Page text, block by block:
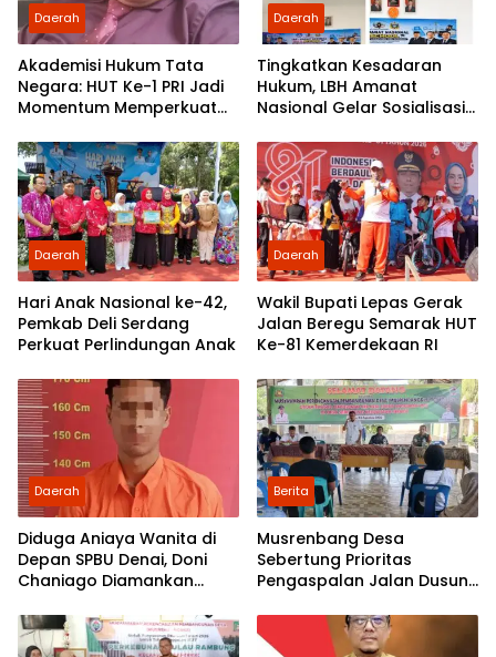
Daerah
Akademisi Hukum Tata
Negara: HUT Ke-1 PRI Jadi
Momentum Memperkuat
Pengabdian kepada
Rakyat
Daerah
Tingkatkan Kesadaran
Hukum, LBH Amanat
Nasional Gelar Sosialisasi
Morawa
Daerah
Hari Anak Nasional ke-42,
Pemkab Deli Serdang
Perkuat Perlindungan Anak
Daerah
Wakil Bupati Lepas Gerak
Jalan Beregu Semarak HUT
Ke-81 Kemerdekaan RI
Daerah
Diduga Aniaya Wanita di
Depan SPBU Denai, Doni
Chaniago Diamankan
Berita
Musrenbang Desa
Sebertung Prioritas
Pengaspalan Jalan Dusun